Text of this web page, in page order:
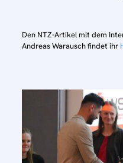
Den NTZ-Artikel mit dem
Andreas Warausch findet ihr